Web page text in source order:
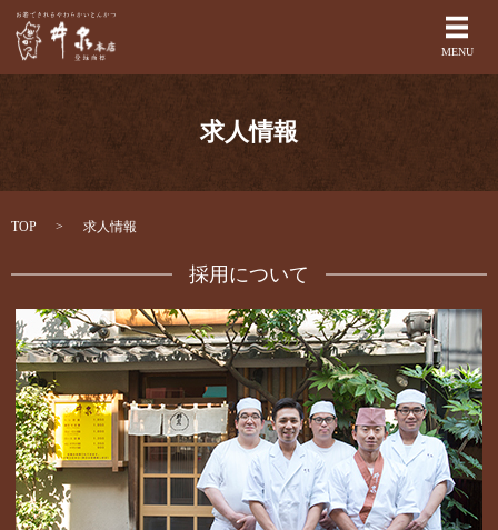
MENU
求人情報
TOP 求人情報
採用について